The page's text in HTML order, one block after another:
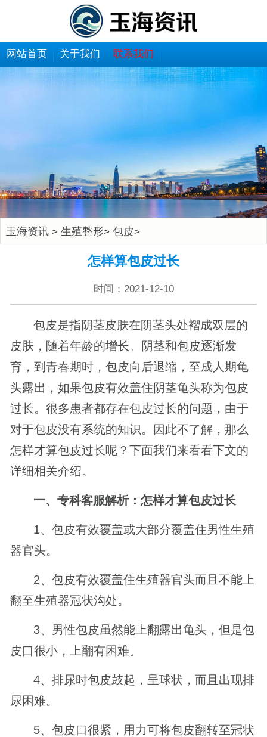
网站首页 关于我们 联系我们
玉海资讯> 生殖整形> 包皮>
怎样算包皮过长
时间：2021-12-10
包皮是指阴茎皮肤在阴茎头处褶成双层的
皮肤，随着年龄的增长。阴茎和包皮逐渐发
育，到青春期时，包皮向后退缩，至成人期龟
头露出，如果包皮有效盖住阴茎龟头称为包皮
过长。很多患者都存在包皮过长的问题，由于
对于包皮没有系统的知识。因此不了解，那么
怎样才算包皮过长呢？下面我们来看看下文的
详细相关介绍。
一、专科客服解析：怎样才算包皮过长
1、包皮有效覆盖或大部分覆盖住男性生殖
器官头。
2、包皮有效覆盖住生殖器官头而且不能上
翻至生殖器冠状沟处。
3、男性包皮虽然能上翻露出龟头，但是包
皮口很小，上翻有困难。
4、排尿时包皮鼓起，呈球状，而且出现排
尿困难。
5、包皮口很紧，用力可将包皮翻转至冠状